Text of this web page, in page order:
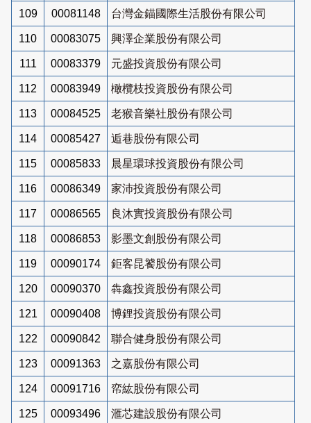
109 00081148 台灣金錨國際生活股份有限公司
110 00083075 興澤企業股份有限公司
111 00083379 元盛投資股份有限公司
112 00083949 橄欖枝投資股份有限公司
113 00084525 老猴音樂社股份有限公司
114 00085427 逅巷股份有限公司
115 00085833 晨星環球投資股份有限公司
116 00086349 家沛投資股份有限公司
117 00086565 良沐實投資股份有限公司
118 00086853 影墨文創股份有限公司
119 00090174 鉅客昆饕股份有限公司
120 00090370 犇鑫投資股份有限公司
121 00090408 博鋰投資股份有限公司
122 00090842 聯合健身股份有限公司
123 00091363 之嘉股份有限公司
124 00091716 帟紘股份有限公司
125 00093496 滙芯建設股份有限公司